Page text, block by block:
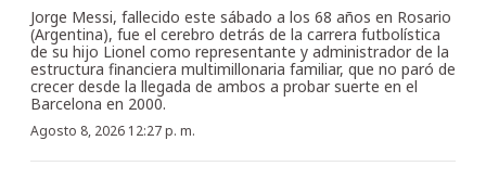
Jorge Messi, fallecido este sábado a los 68 años en Rosario
(Argentina), fue el cerebro detrás de la carrera futbolística
de su hijo Lionel como representante y administrador de la
estructura financiera multimillonaria familiar, que no paró de
crecer desde la llegada de ambos a probar suerte en el
Barcelona en 2000.
Agosto 8, 2026 12:27 p. m.